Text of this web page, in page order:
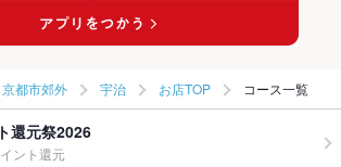
都市郊外 宇治 お店TOP コース一覧
還元祭2026
ント還元